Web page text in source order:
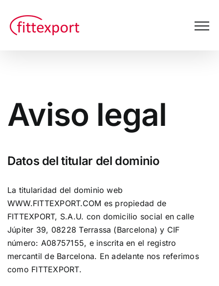
contenido
Aviso legal
Datos del titular del dominio
La titularidad del dominio web
WWW.FITTEXPORT.COM es propiedad de
FITTEXPORT, S.A.U. con domicilio social en calle
Júpiter 39, 08228 Terrassa (Barcelona) y CIF
número: A08757155, e inscrita en el registro
mercantil de Barcelona. En adelante nos referimos
como FITTEXPORT.